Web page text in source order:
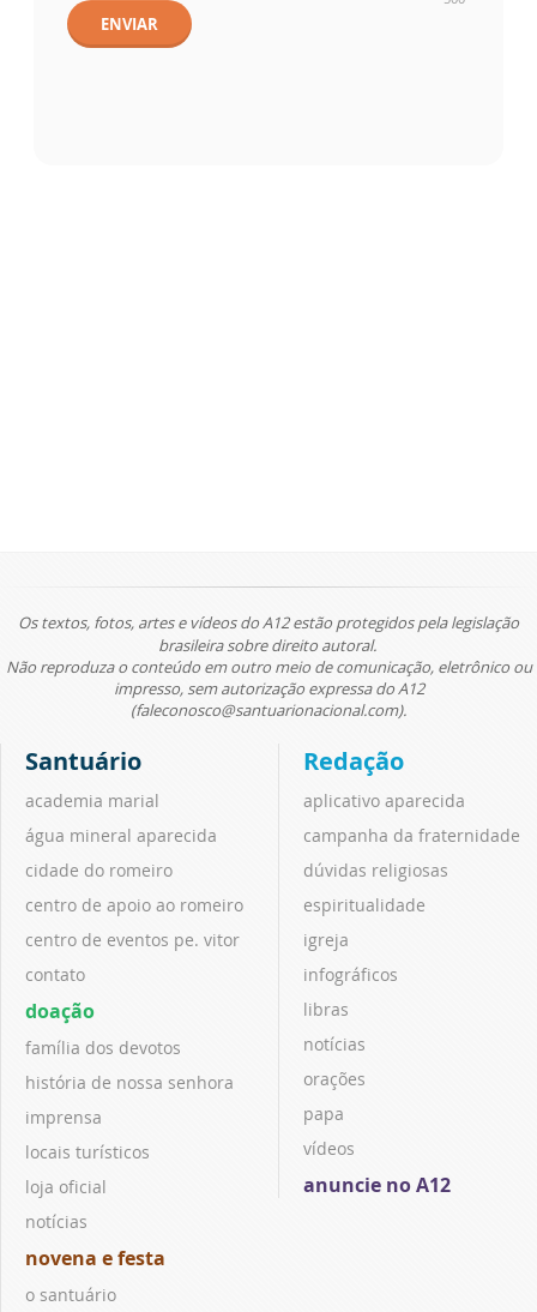
ENVIAR
Os textos, fotos, artes e vídeos do A12 estão protegidos pela legislação
brasileira sobre direito autoral.
Não reproduza o conteúdo em outro meio de comunicação, eletrônico ou
impresso, sem autorização expressa do A12
(faleconosco@santuarionacional.com).
Santuário
academia marial
água mineral aparecida
cidade do romeiro
centro de apoio ao romeiro
centro de eventos pe. vitor
contato
doação
família dos devotos
história de nossa senhora
imprensa
locais turísticos
loja oficial
notícias
novena e festa
o santuário
Redação
aplicativo aparecida
campanha da fraternidade
dúvidas religiosas
espiritualidade
igreja
infográficos
libras
notícias
orações
papa
vídeos
anuncie no A12